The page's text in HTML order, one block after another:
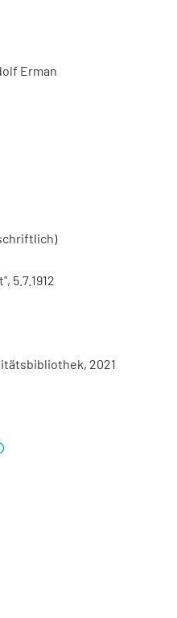
Erman
5.7.1912
2021